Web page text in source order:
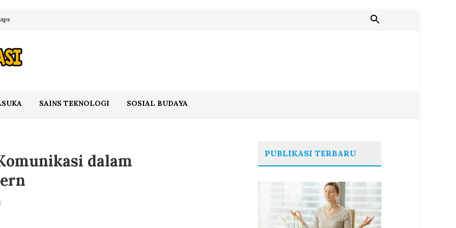
SAINS TEKNOLOGI SOSIAL BUDAYA
dalam
PUBLIKASI TERBARU